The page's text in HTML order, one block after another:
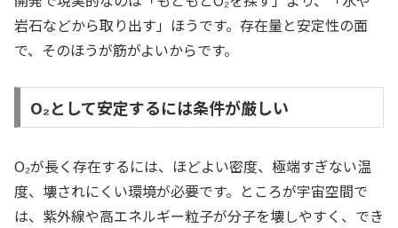
岩石などから取り出す」ほうです。存在量と安定性の面
で、そのほうが筋がよいからです。
O₂として安定するには条件が厳しい
O₂が長く存在するには、ほどよい密度、極端すぎない温
度、壊されにくい環境が必要です。ところが宇宙空間で
は、紫外線や高エネルギー粒子が分子を壊しやすく、でき